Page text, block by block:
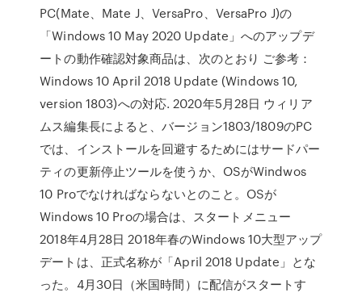
PC(Mate、Mate J、VersaPro、VersaPro J)の
「Windows 10 May 2020 Update」へのアップデ
ートの動作確認対象商品は、次のとおり ご参考：
Windows 10 April 2018 Update (Windows 10,
version 1803)への対応. 2020年5月28日 ウィリア
ムス編集長によると、バージョン1803/1809のPC
では、インストールを回避するためにはサードパー
ティの更新停止ツールを使うか、OSがWindwos
10 Proでなければならないとのこと。OSが
Windows 10 Proの場合は、スタートメニュー
2018年4月28日 2018年春のWindows 10大型アップ
デートは、正式名称が「April 2018 Update」とな
った。4月30日（米国時間）に配信がスタートす